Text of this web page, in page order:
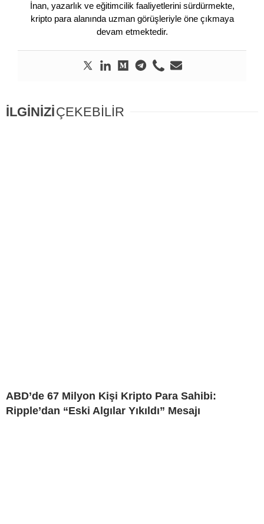
İnan, yazarlık ve eğitimcilik faaliyetlerini sürdürmekte,
kripto para alanında uzman görüşleriyle öne çıkmaya
devam etmektedir.
İLGİNİZİÇEKEBİLİR
ABD’de 67 Milyon Kişi Kripto Para Sahibi:
Ripple’dan “Eski Algılar Yıkıldı” Mesajı